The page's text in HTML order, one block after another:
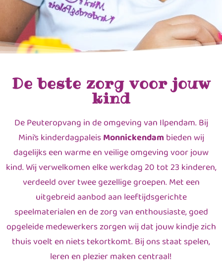
De beste zorg voor jouw
kind
De Peuteropvang in de omgeving van Ilpendam. Bij
Mini’s kinderdagpaleisMonnickendam bieden wij
dagelijks een warme en veilige omgeving voor jouw
kind. Wij verwelkomen elke werkdag 20 tot 23 kinderen,
verdeeld over twee gezellige groepen. Met een
uitgebreid aanbod aan leeftijdsgerichte
speelmaterialen en de zorg van enthousiaste, goed
opgeleide medewerkers zorgen wij dat jouw kindje zich
thuis voelt en niets tekortkomt. Bij ons staat spelen,
leren en plezier maken centraal!